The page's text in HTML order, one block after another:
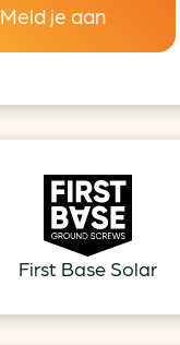
Meld je aan
First Base Solar